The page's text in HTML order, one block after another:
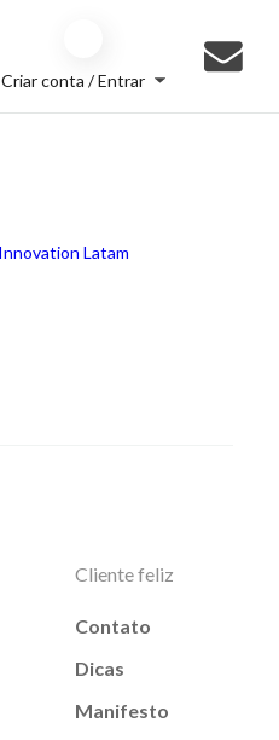
Criar conta / Entrar
Cliente feliz
Contato
Dicas
Manifesto